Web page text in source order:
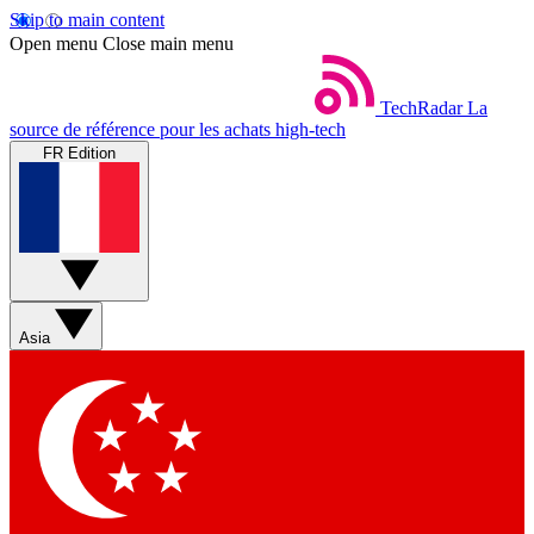
Skip to main content
Open menu Close main menu
TechRadar La
source de référence pour les achats high-tech
FR Edition
Asia